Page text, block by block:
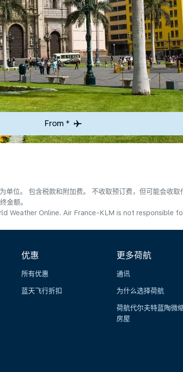
From *
单位。 包含税款和附加费。 不收取预订费，但可能会收
金额。
Weather Online. Air France-KLM is not responsible
优惠
所有优惠
蓝天飞行折扣
更多荷航
通讯
为什么选择荷航
荷航代尔夫特蓝陶微
房屋